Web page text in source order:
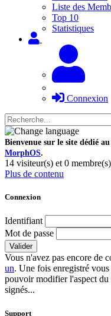
Liste des
Top 10
Statistiques
Connexion
Bienvenue sur le site dédié
MorphOS.
14 visiteur(s) et 0
Plus de contenu
Connexion
Identifiant
Mot de passe
Valider
Vous n'avez pas encore de
un. Une fois enregistré
pouvoir modifier l'aspect du
signés...
Support